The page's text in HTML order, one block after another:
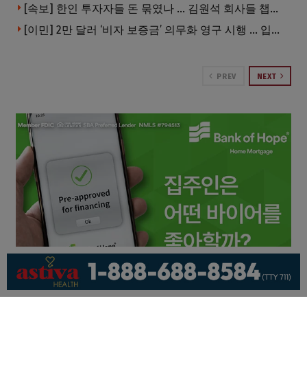
[속보] 한인 투자자들 돈 묶였나 … 김원석 회사들 챕터7 강제파산·자진파산 잇따라 신청
[이민] 2만 달러 ‘비자 보증금’ 의무화 영구 시행 … 입국 문턱 더 높아진다.
PREV NEXT